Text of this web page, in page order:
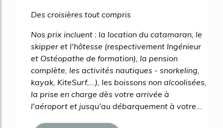
Des croisières tout compris
Nos prix incluent : la location du catamaran, le
skipper et l'hôtesse (respectivement Ingénieur
et Ostéopathe de formation), la pension
complète, les activités nautiques - snorkeling,
kayak, KiteSurf,...), les boissons non alcoolisées,
la prise en charge dès votre arrivée à
l'aéroport et jusqu'au débarquement à votre...